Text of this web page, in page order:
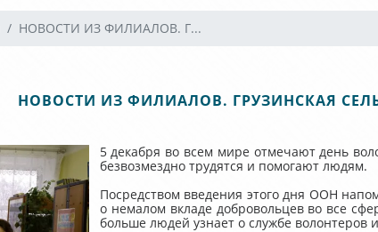
НОВОСТИ ИЗ ФИЛИАЛОВ. Г...
НОВОСТИ ИЗ ФИЛИАЛОВ. ГРУЗИНСКАЯ
5 декабря во всем мире отмечают день
безвозмездно трудятся и помогают людям.
Посредством введения этого дня ООН
о немалом вкладе добровольцев во все
больше людей узнает о службе волонтеров